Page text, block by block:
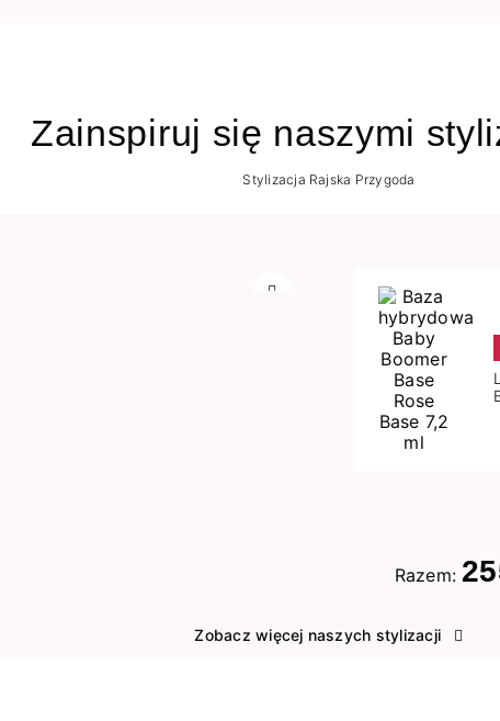
Zainspiruj się naszymi
Stylizacja Rajska Przygoda
Razem:
Zobacz więcej naszych stylizacji